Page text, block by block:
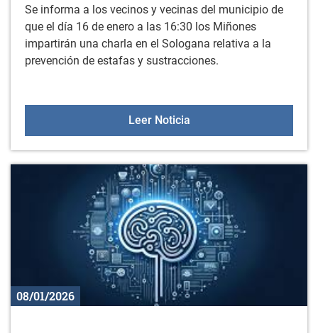
Se informa a los vecinos y vecinas del municipio de
que el día 16 de enero a las 16:30 los Miñones
impartirán una charla en el Sologana relativa a la
prevención de estafas y sustracciones.
Leer NoticiaCharla impartida por
08/01/2026